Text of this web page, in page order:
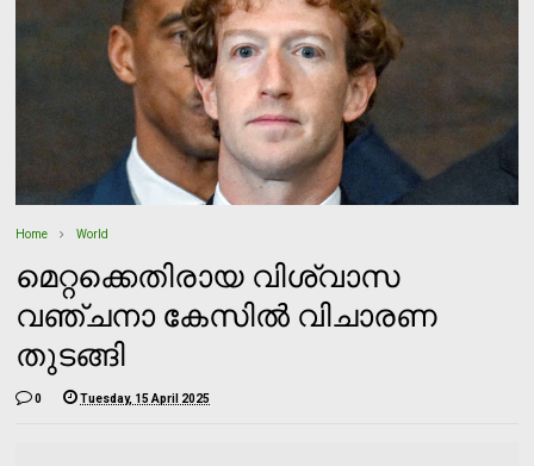
Home World
മെറ്റക്കെതിരായ വിശ്വാസ
വഞ്ചനാ കേസില്‍ വിചാരണ
തുടങ്ങി
0 Tuesday, 15 April 2025